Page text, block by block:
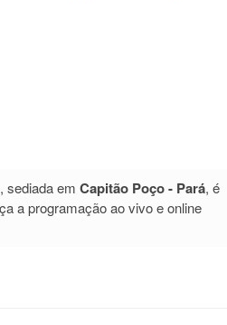
, sediada em Capitão Poço - Pará, é
a programação ao vivo e online